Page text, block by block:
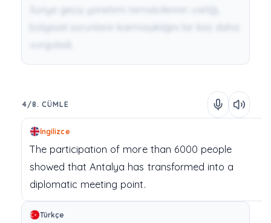
4/8. CÜMLE
İngilizce
The participation of more than 6000 people
showed that Antalya has transformed into a
diplomatic meeting point.
Türkçe